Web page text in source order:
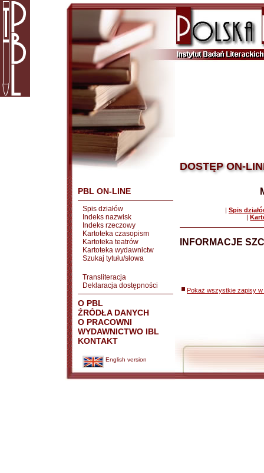
PBL ON-LINE
Spis działów
Indeks nazwisk
Indeks rzeczowy
Kartoteka czasopism
Kartoteka teatrów
Kartoteka wydawnictw
Szukaj tytułu/słowa
Transliteracja
Deklaracja dostępności
O PBL
ŹRÓDŁA DANYCH
O PRACOWNI
WYDAWNICTWO IBL
KONTAKT
English version
DOSTĘP ON-
| Spis
|
INFORMACJE
Pokaż wszystkie zapisy